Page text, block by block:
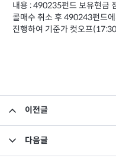
내용 : 490235펀드 보유현금
콜매수 취소 후 490243펀드
진행하여 기준가 컷오프
이전글
다음글